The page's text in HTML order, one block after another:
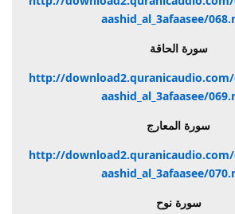
aashid_al_3afaasee/
سورة الحاقة
http://
aashid_al_3afaasee/
سورة المعارج
http://
aashid_al_3afaasee/
سورة نوح